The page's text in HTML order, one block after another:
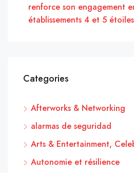
renforce son engagement
établissements 4 et 5
Categories
Afterworks & Networking
alarmas de seguridad
Arts & Entertainment,
Autonomie et résilience